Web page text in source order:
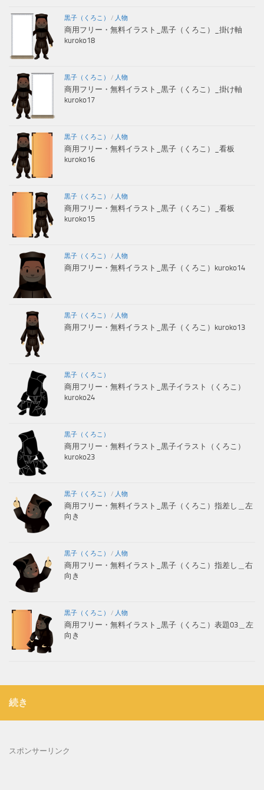
黒子（くろこ） / 人物
商用フリー・無料イラスト_黒子（くろこ）_掛け軸
kuroko18
黒子（くろこ） / 人物
商用フリー・無料イラスト_黒子（くろこ）_掛け軸
kuroko17
黒子（くろこ） / 人物
商用フリー・無料イラスト_黒子（くろこ）_看板
kuroko16
黒子（くろこ） / 人物
商用フリー・無料イラスト_黒子（くろこ）_看板
kuroko15
黒子（くろこ） / 人物
商用フリー・無料イラスト_黒子（くろこ）kuroko14
黒子（くろこ） / 人物
商用フリー・無料イラスト_黒子（くろこ）kuroko13
黒子（くろこ）
商用フリー・無料イラスト_黒子イラスト（くろこ）
kuroko24
黒子（くろこ）
商用フリー・無料イラスト_黒子イラスト（くろこ）
kuroko23
黒子（くろこ） / 人物
商用フリー・無料イラスト_黒子（くろこ）指差し＿左
向き
黒子（くろこ） / 人物
商用フリー・無料イラスト_黒子（くろこ）指差し＿右
向き
黒子（くろこ） / 人物
商用フリー・無料イラスト_黒子（くろこ）表題03＿左
向き
続き
スポンサーリンク